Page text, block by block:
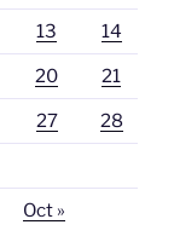
13 14
20 21
27 28
Oct »